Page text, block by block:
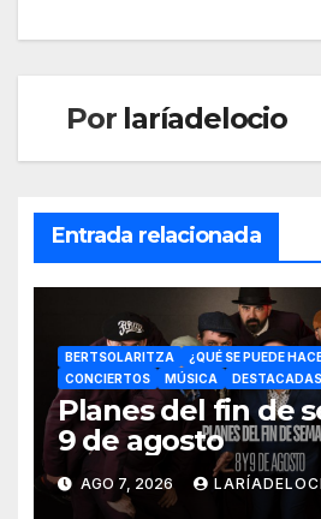
Por laríadelocio
Entrada relacionada
BERTSOLARITZA ¿QUÉ SE PUEDE
CONCIERTOS
MÚSICA DESTACADAS
Planes del fin de
9 de agosto
AGO 7, 2026